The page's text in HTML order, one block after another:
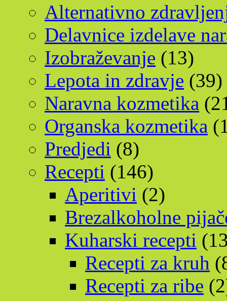
Alternativno
Delavnice izdelave
Izobraževanje (13)
Lepota in zdravje (39)
Naravna kozmetika
Organska kozmetika
Predjedi (8)
Recepti (146)
Aperitivi (2)
Brezalkoholne
Kuharski recepti
Recepti za kruh
Recepti za ribe